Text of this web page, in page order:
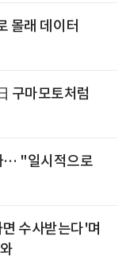
몰래 데이터
구마모토처럼
… "일시적으로
수사받는다'며